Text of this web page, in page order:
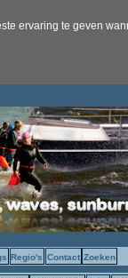
ervaring te geven
Regio's Contact Zoeken